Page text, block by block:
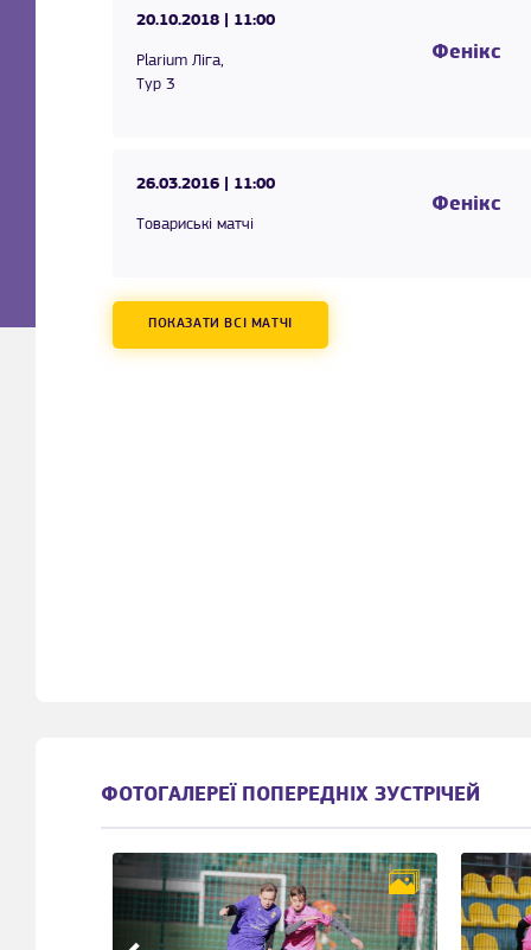
20.10.2018 | 11:00
Plarium Ліга,
Тур 3
Фенікс
26.03.2016 | 11:00
Товариські матчі
Фенікс
ПОКАЗАТИ ВСІ МАТЧІ
ФОТОГАЛЕРЕЇ ПОПЕРЕДНІХ ЗУСТРІЧЕЙ